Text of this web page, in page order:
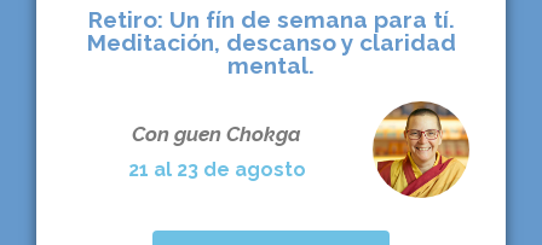
Retiro: Un fín de semana para tí.
Meditación, descanso y claridad
mental.
Con guen Chokga
21 al 23 de agosto